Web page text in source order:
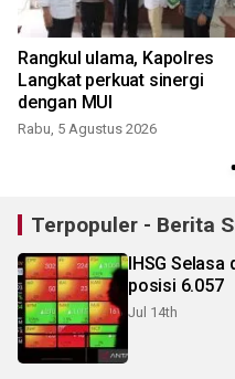
Rangkul ulama, Kapolres
Langkat perkuat sinergi
dengan MUI
Rabu, 5 Agustus 2026
Terpopuler - Berita
IHSG Selasa
posisi 6.057
Jul 14th